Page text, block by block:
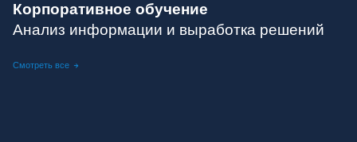
Корпоративное обучение
Анализ информации и выработка решений
Смотреть все